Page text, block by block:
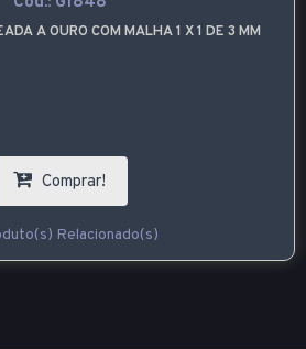
A OURO COM MALHA 1 X 1 DE 3 MM
Comprar!
Relacionado(s)